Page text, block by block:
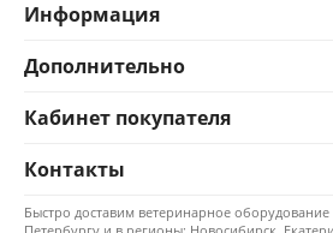
Информация
Дополнительно
Кабинет покупателя
Контакты
Быстро доставим ветеринарное